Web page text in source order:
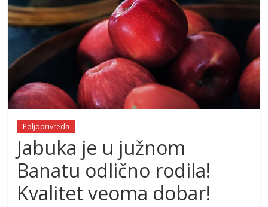
Poljoprivreda
Jabuka je u južnom
Banatu odlično rodila!
Kvalitet veoma dobar!